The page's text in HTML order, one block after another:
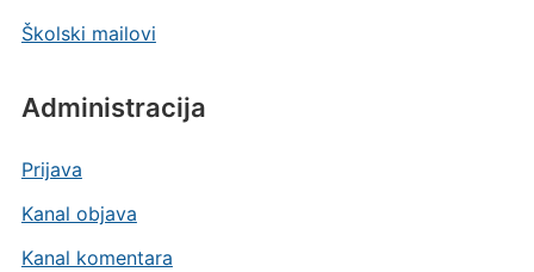
Školski mailovi
Administracija
Prijava
Kanal objava
Kanal komentara